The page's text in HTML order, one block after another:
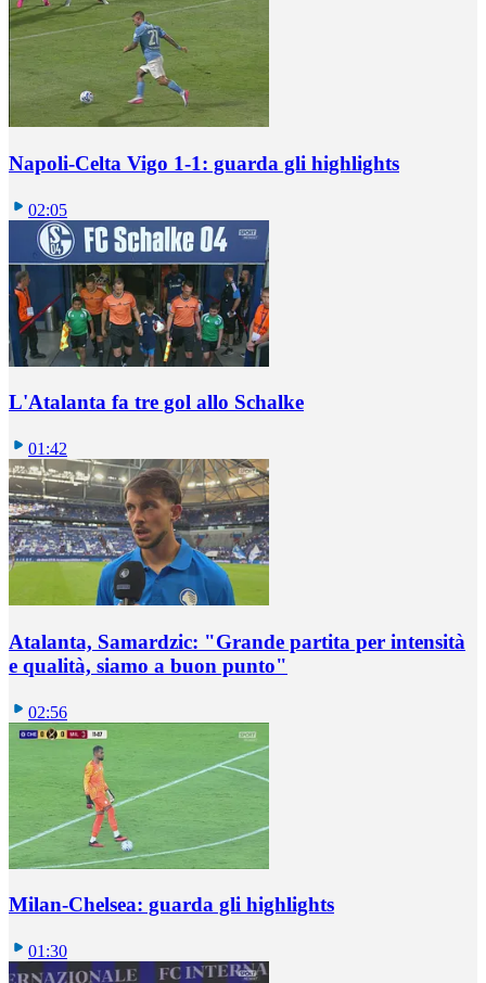
Napoli-Celta Vigo 1-1: guarda gli highlights
02:05
L'Atalanta fa tre gol allo Schalke
01:42
Atalanta, Samardzic: "Grande partita per intensità
e qualità, siamo a buon punto"
02:56
Milan-Chelsea: guarda gli highlights
01:30